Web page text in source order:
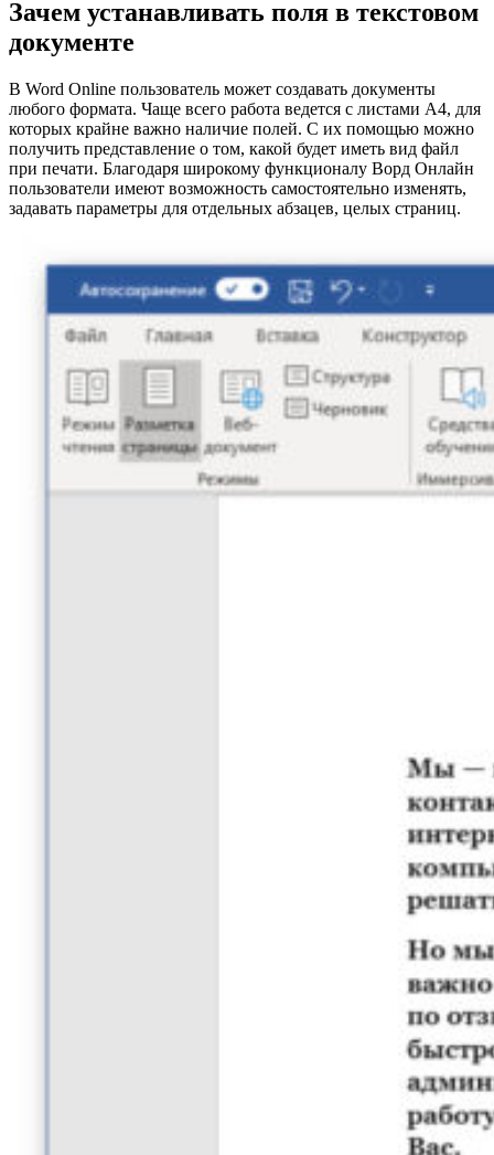
Зачем устанавливать поля в текстовом
документе
В Word Online пользователь может создавать документы
любого формата. Чаще всего работа ведется с листами А4, для
которых крайне важно наличие полей. С их помощью можно
получить представление о том, какой будет иметь вид файл
при печати. Благодаря широкому функционалу Ворд Онлайн
пользователи имеют возможность самостоятельно изменять,
задавать параметры для отдельных абзацев, целых страниц.